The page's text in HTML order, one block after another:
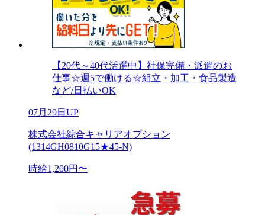
【20代～40代活躍中】社保完備・派遣のお
仕事☆週5で働ける☆組立・加工・食品製造
など/日払いOK
07月29日UP
株式会社綜合キャリアオプション
(1314GH0810G15★45-N)
時給1,200円〜